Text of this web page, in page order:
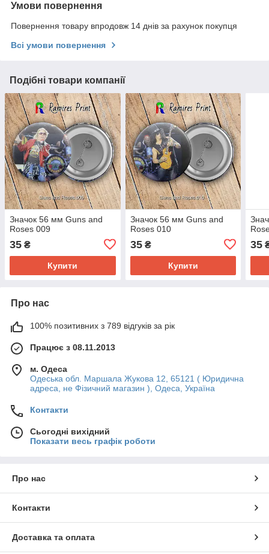
Умови повернення
Повернення товару впродовж 14 днів за рахунок покупця
Всі умови повернення
Подібні товари компанії
Значок 56 мм Guns and
Roses 009
35 ₴
Купити
Значок 56 мм Guns and
Roses 010
35₴
Купити
35
Про нас
100% позитивних з 789 відгуків за рік
Працює з 08.11.2013
м. Одеса
Одеська обл. Маршала Жукова 12, 65121 ( Юридична
адреса, не Фізичний магазин ), Одеса, Україна
Контакти
Сьогодні вихідний
Показати весь графік роботи
Про нас
Контакти
Доставка та оплата